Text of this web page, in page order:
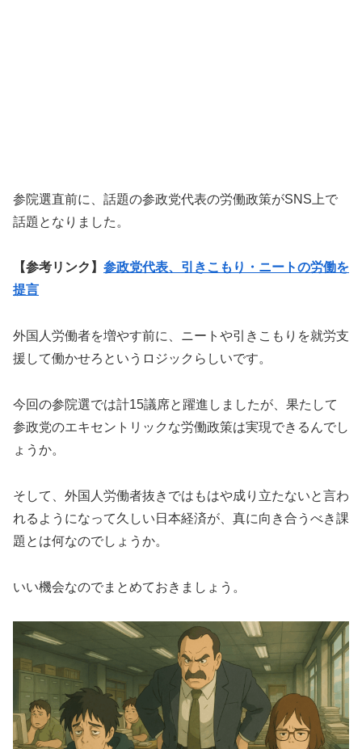
参院選直前に、話題の参政党代表の労働政策がSNS上で
話題となりました。
【参考リンク】 参政党代表、引きこもり・ニートの労働を
提言
外国人労働者を増やす前に、ニートや引きこもりを就労支
援して働かせろというロジックらしいです。
今回の参院選では計15議席と躍進しましたが、果たして
参政党のエキセントリックな労働政策は実現できるんでし
ょうか。
そして、外国人労働者抜きではもはや成り立たないと言わ
れるようになって久しい日本経済が、真に向き合うべき課
題とは何なのでしょうか。
いい機会なのでまとめておきましょう。